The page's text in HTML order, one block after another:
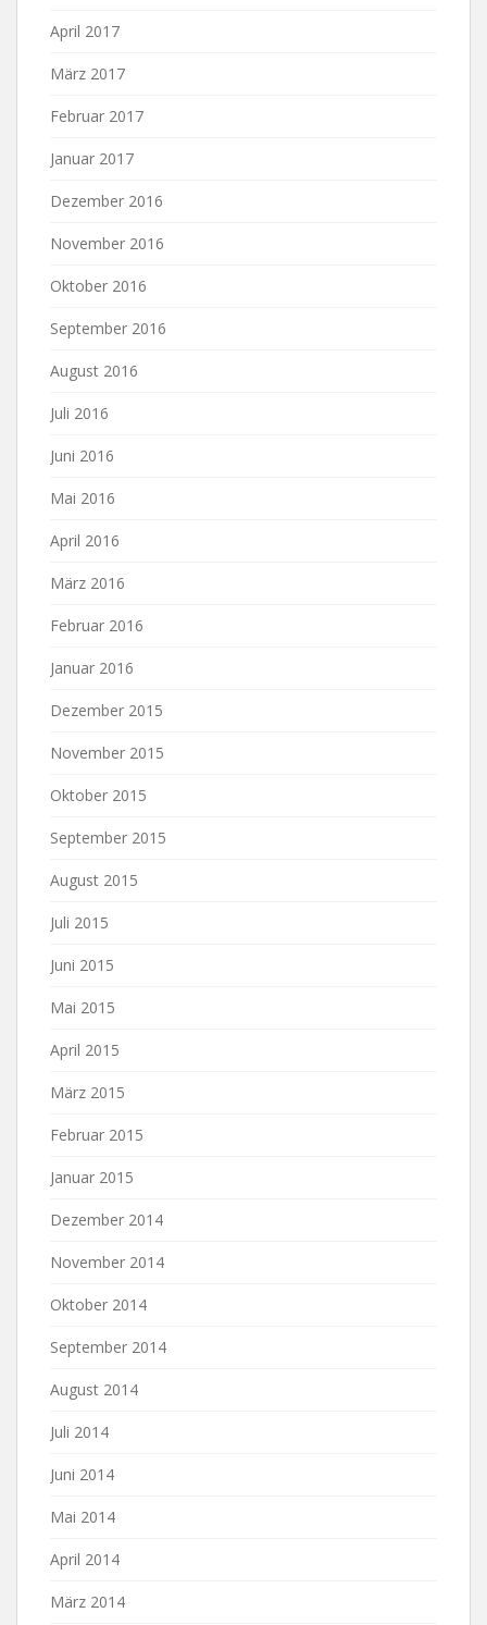
April 2017
März 2017
Februar 2017
Januar 2017
Dezember 2016
November 2016
Oktober 2016
September 2016
August 2016
Juli 2016
Juni 2016
Mai 2016
April 2016
März 2016
Februar 2016
Januar 2016
Dezember 2015
November 2015
Oktober 2015
September 2015
August 2015
Juli 2015
Juni 2015
Mai 2015
April 2015
März 2015
Februar 2015
Januar 2015
Dezember 2014
November 2014
Oktober 2014
September 2014
August 2014
Juli 2014
Juni 2014
Mai 2014
April 2014
März 2014